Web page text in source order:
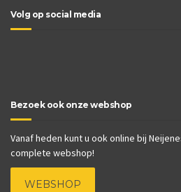
Volg op social media
Bezoek ook onze webshop
Vanaf heden kunt u ook online bij
complete webshop!
WEBSHOP